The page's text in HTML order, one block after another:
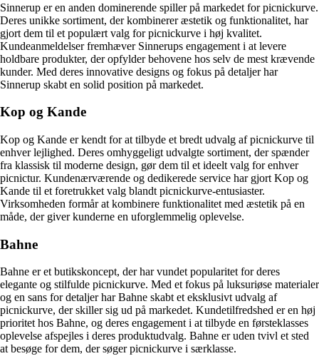
Sinnerup er en anden dominerende spiller på markedet for picnickurve.
Deres unikke sortiment, der kombinerer æstetik og funktionalitet, har
gjort dem til et populært valg for picnickurve i høj kvalitet.
Kundeanmeldelser fremhæver Sinnerups engagement i at levere
holdbare produkter, der opfylder behovene hos selv de mest krævende
kunder. Med deres innovative designs og fokus på detaljer har
Sinnerup skabt en solid position på markedet.
Kop og Kande
Kop og Kande er kendt for at tilbyde et bredt udvalg af picnickurve til
enhver lejlighed. Deres omhyggeligt udvalgte sortiment, der spænder
fra klassisk til moderne design, gør dem til et ideelt valg for enhver
picnictur. Kundenærværende og dedikerede service har gjort Kop og
Kande til et foretrukket valg blandt picnickurve-entusiaster.
Virksomheden formår at kombinere funktionalitet med æstetik på en
måde, der giver kunderne en uforglemmelig oplevelse.
Bahne
Bahne er et butikskoncept, der har vundet popularitet for deres
elegante og stilfulde picnickurve. Med et fokus på luksuriøse materialer
og en sans for detaljer har Bahne skabt et eksklusivt udvalg af
picnickurve, der skiller sig ud på markedet. Kundetilfredshed er en høj
prioritet hos Bahne, og deres engagement i at tilbyde en førsteklasses
oplevelse afspejles i deres produktudvalg. Bahne er uden tvivl et sted
at besøge for dem, der søger picnickurve i særklasse.